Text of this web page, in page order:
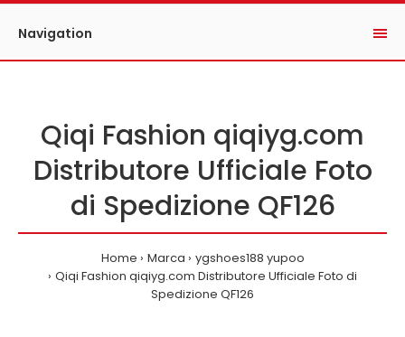
Navigation
Qiqi Fashion qiqiyg.com
Distributore Ufficiale Foto
di Spedizione QF126
Home Marca
ygshoes188 yupoo
Qiqi Fashion qiqiyg.com Distributore Ufficiale Foto di
Spedizione QF126